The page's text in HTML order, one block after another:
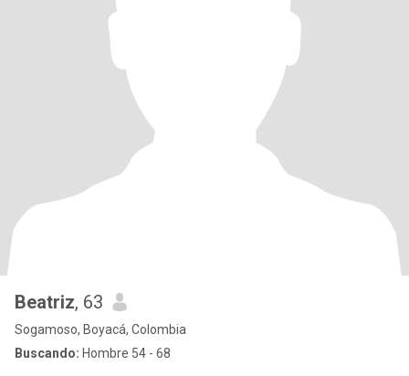
Beatriz, 63
Sogamoso, Boyacá, Colombia
Buscando: Hombre 54 - 68